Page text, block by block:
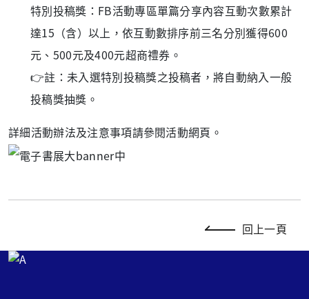
特別投稿獎：FB活動專區單篇分享內容互動次數累計
達15（含）以上，依互動數排序前三名分別獲得600
元、500元及400元超商禮券。
👉註：未入選特別投稿獎之投稿者，將自動納入一般
投稿獎抽獎。
詳細活動辦法及注意事項請參閱活動網頁。
回上一頁